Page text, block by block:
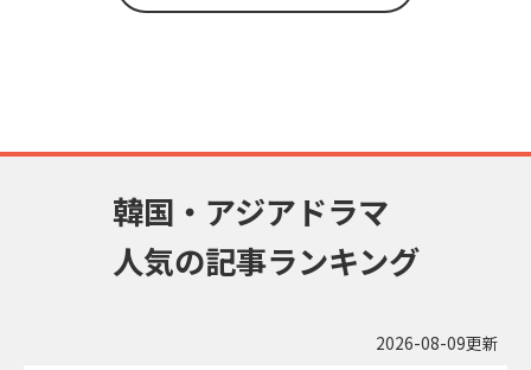
韓国・アジアドラマ
人気の記事ランキング
2026-08-09更新